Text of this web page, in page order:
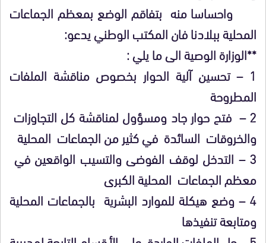
واحساسا منه بتفاقم الوضع بمعظم الجماعات
المحلية ببلادنا فان المكتب الوطني يدعو:
**الوزارة الوصية الى ما يلي :
1 – تحسين آلية الحوار بخصوص مناقشة الملفات
المطروحة
2 – فتح حوار جاد ومسؤول لمناقشة كل التجاوزات
والخروقات السائدة في كثير من الجماعات المحلية
3 – التدخل لوقف الفوضى والتسيب الواقعين في
معظم الجماعات المحلية الكبرى
4 – وضع هيكلة للموارد البشرية بالجماعات المحلية
ومتابعة تنفيذها